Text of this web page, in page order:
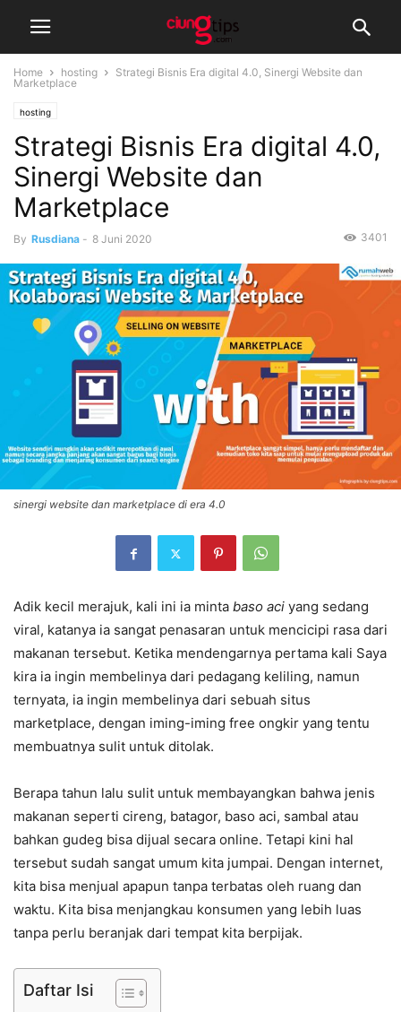
Home hosting
Strategi Bisnis Era digital 4.0, Sinergi Website dan
Marketplace
hosting
Strategi Bisnis Era digital 4.0,
Sinergi Website dan
Marketplace
By Rusdiana - 8 Juni 2020 3401
sinergi website dan marketplace di era 4.0
Adik kecil merajuk, kali ini ia minta baso aci yang sedang
viral, katanya ia sangat penasaran untuk mencicipi rasa dari
makanan tersebut. Ketika mendengarnya pertama kali Saya
kira ia ingin membelinya dari pedagang keliling, namun
ternyata, ia ingin membelinya dari sebuah situs
marketplace, dengan iming-iming free ongkir yang tentu
membuatnya sulit untuk ditolak.
Berapa tahun lalu sulit untuk membayangkan bahwa jenis
makanan seperti cireng, batagor, baso aci, sambal atau
bahkan gudeg bisa dijual secara online. Tetapi kini hal
tersebut sudah sangat umum kita jumpai. Dengan internet,
kita bisa menjual apapun tanpa terbatas oleh ruang dan
waktu. Kita bisa menjangkau konsumen yang lebih luas
tanpa perlu beranjak dari tempat kita berpijak.
Daftar Isi